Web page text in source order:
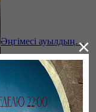
Әңгімесі ауылдың…×